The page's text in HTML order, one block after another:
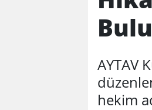
AYTAV
hekim